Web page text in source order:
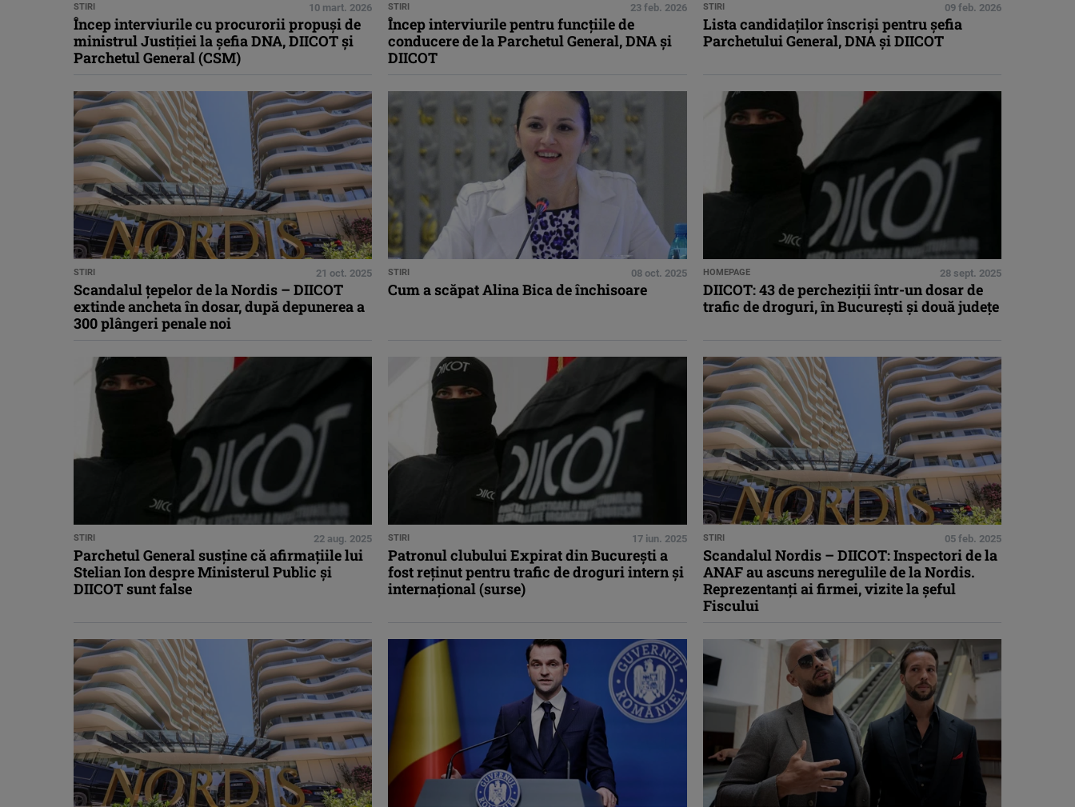
STIRI 10 mart. 2026
Încep interviurile cu procurorii propuşi de
ministrul Justiţiei la şefia DNA, DIICOT şi
Parchetul General (CSM)
STIRI 23 feb. 2026
Încep interviurile pentru funcţiile de
conducere de la Parchetul General, DNA şi
DIICOT
STIRI 09 feb. 2026
Lista candidaţilor înscrişi pentru şefia
Parchetului General, DNA şi DIICOT
STIRI 21 oct. 2025
Scandalul ţepelor de la Nordis – DIICOT
extinde ancheta în dosar, după depunerea a
300 plângeri penale noi
STIRI 08 oct. 2025
Cum a scăpat Alina Bica de închisoare
HOMEPAGE 28 sept. 2025
DIICOT: 43 de percheziţii într-un dosar de
trafic de droguri, în Bucureşti şi două judeţe
STIRI 22 aug. 2025
Parchetul General susține că afirmațiile lui
Stelian Ion despre Ministerul Public și
DIICOT sunt false
STIRI 17 iun. 2025
Patronul clubului Expirat din Bucureşti a
fost reţinut pentru trafic de droguri intern şi
internaţional (surse)
STIRI 05 feb. 2025
Scandalul Nordis – DIICOT: Inspectori de la
ANAF au ascuns neregulile de la Nordis.
Reprezentanţi ai firmei, vizite la şeful
Fiscului